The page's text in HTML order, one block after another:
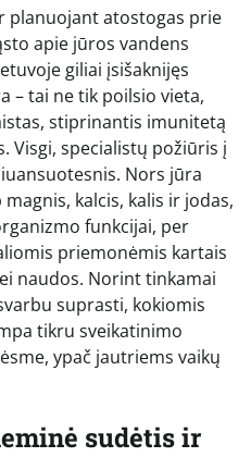
planuojant atostogas prie
apie jūros vandens
giliai įsišaknijęs
– tai ne tik poilsio vieta,
stiprinantis imunitetą
Visgi, specialistų požiūris į
Nors jūra
kalcis, kalis ir jodas,
funkcijai, per
priemonėmis kartais
naudos. Norint tinkamai
suprasti, kokiomis
tikru sveikatinimo
ypač jautriems vaikų
sudėtis ir